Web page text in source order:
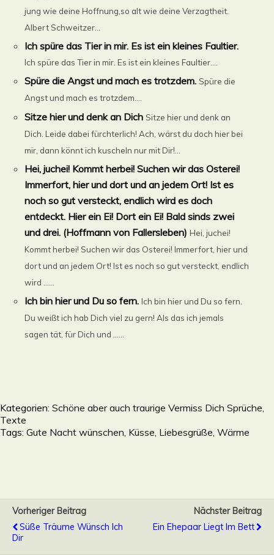
jung wie deine Hoffnung,so alt wie deine Verzagtheit.
Albert Schweitzer...
Ich spüre das Tier in mir. Es ist ein kleines Faultier.
Ich spüre das Tier in mir. Es ist ein kleines Faultier....
Spüre die Angst und mach es trotzdem. Spüre die
Angst und mach es trotzdem....
Sitze hier und denk an Dich Sitze hier und denk an
Dich. Leide dabei fürchterlich! Ach, wärst du doch hier bei
mir, dann könnt ich kuscheln nur mit Dir!...
Hei, juchei! Kommt herbei! Suchen wir das Osterei!
Immerfort, hier und dort und an jedem Ort! Ist es
noch so gut versteckt, endlich wird es doch
entdeckt. Hier ein Ei! Dort ein Ei! Bald sinds zwei
und drei. (Hoffmann von Fallersleben) Hei, juchei!
Kommt herbei! Suchen wir das Osterei! Immerfort, hier und
dort und an jedem Ort! Ist es noch so gut versteckt, endlich
wird ......
Ich bin hier und Du so fern. Ich bin hier und Du so fern.
Du weißt ich hab Dich viel zu gern! Als das ich jemals
sagen tät, für Dich und ......
Kategorien: Schöne aber auch traurige Vermiss Dich Sprüche,
Texte
Tags: Gute Nacht wünschen Küsse Liebesgrüße Wärme
Vorheriger Beitrag
Süße Träume Wünsch Ich
Dir
Nächster Beitrag
Ein Ehepaar Liegt Im Bett